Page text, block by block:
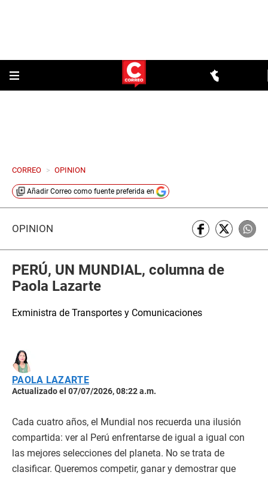
CORREO > OPINION
Añadir Correo como fuente preferida en
OPINIÓN
PERÚ, UN MUNDIAL, columna de
Paola Lazarte
Exministra de Transportes y Comunicaciones
PAOLA LAZARTE
Actualizado el 07/07/2026, 08:22 a.m.
Cada cuatro años, el Mundial nos recuerda una ilusión
compartida: ver al Perú enfrentarse de igual a igual con
las mejores selecciones del planeta. No se trata de
clasificar. Queremos competir, ganar y demostrar que